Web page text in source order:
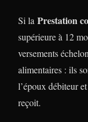
Si la Prestation
supérieure à 12
versements
alimentaires : ils
l’époux débiteur
reçoit.